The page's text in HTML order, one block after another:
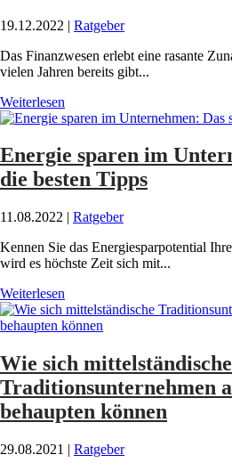
19.12.2022 | Ratgeber
Das Finanzwesen erlebt eine rasante
vielen Jahren bereits gibt...
Weiterlesen
Energie sparen im
die besten Tipps
11.08.2022 | Ratgeber
Kennen Sie das Energiesparpotential
wird es höchste Zeit sich mit...
Weiterlesen
Wie sich mittelständische
Traditionsunternehmen
behaupten können
29.08.2021 | Ratgeber